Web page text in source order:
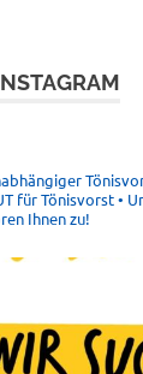
für Tönisvorst •
Ihnen zu!